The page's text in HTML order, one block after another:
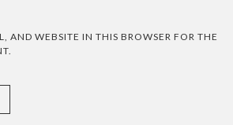
AND WEBSITE IN THIS BROWSER FOR THE